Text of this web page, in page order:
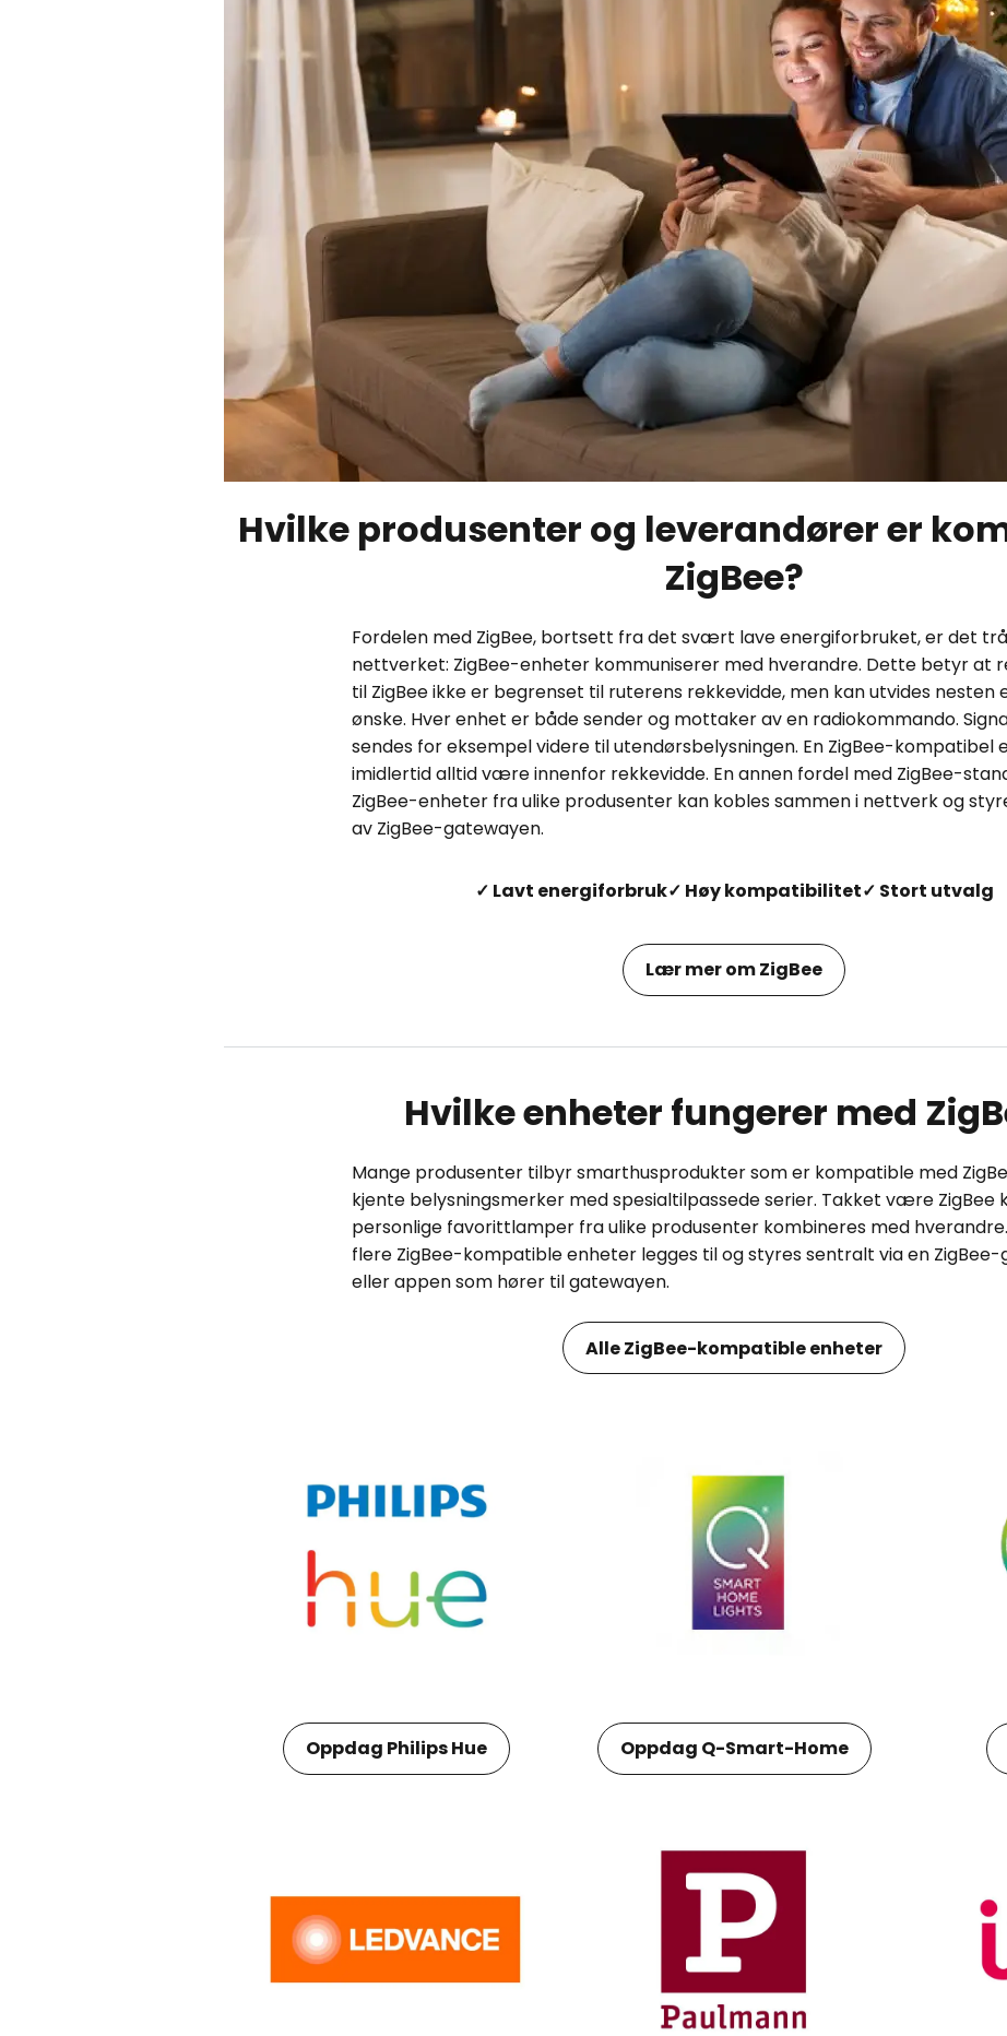
Hvilke produsenter og leverandører er
ZigBee?
Fordelen med ZigBee, bortsett fra det svært lave energiforbruket, er det
nettverket: ZigBee-enheter kommuniserer med hverandre. Dette betyr at
til ZigBee ikke er begrenset til ruterens rekkevidde, men kan utvides nesten
ønske. Hver enhet er både sender og mottaker av en radiokommando.
sendes for eksempel videre til utendørsbelysningen. En ZigBee-kompatibel
imidlertid alltid være innenfor rekkevidde. En annen fordel med ZigBee-
ZigBee-enheter fra ulike produsenter kan kobles sammen i nettverk og
av ZigBee-gatewayen.
✓ Lavt energiforbruk✓ Høy kompatibilitet✓ Stort utvalg
Lær mer om ZigBee
Hvilke enheter fungerer med
Mange produsenter tilbyr smarthusprodukter som er kompatible med
kjente belysningsmerker med spesialtilpassede serier. Takket være ZigBee
personlige favorittlamper fra ulike produsenter kombineres med
flere ZigBee-kompatible enheter legges til og styres sentralt via en
eller appen som hører til gatewayen.
Alle ZigBee-kompatible enheter
Oppdag Philips Hue Oppdag Q-Smart-Home